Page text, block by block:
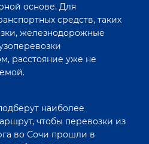
основе. Для
средств, таких
железнодорожные
расстояние уже не
наиболее
чтобы перевозки из
воСочи прошли в